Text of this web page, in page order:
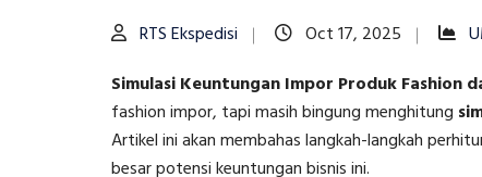
RTS Ekspedisi Oct 17, 2025
Simulasi Keuntungan Impor Produk Fashion
fashion impor, tapi masih bingung menghitung
Artikel ini akan membahas langkah-langkah
besar potensi keuntungan bisnis ini.